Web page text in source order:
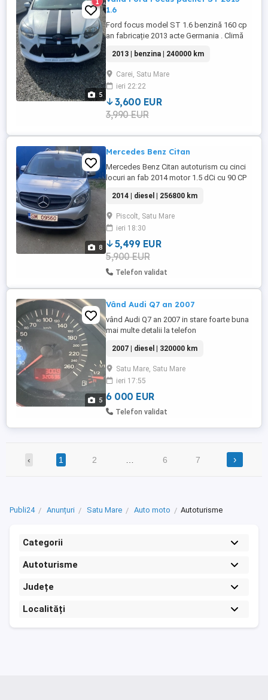
5
1.6
Ford focus model ST 1.6 benzină 160 cp
an fabricație 2013 acte Germania . Climă
navi Senzori parcare Jante 17 6 trepte
Mașina merge și arată impecabil pentru
mai multe detalii la nr de tel .
2013 | benzina | 240000 km
Carei, Satu Mare
ieri 22:22
3,600 EUR
3,990 EUR
8
Mercedes Benz Citan
Mercedes Benz Citan autoturism cu cinci
locuri an fab 2014 motor 1.5 dCi cu 90 CP
euro 5 multiple dot ări și numere provizorii
valabile etc.
2014 | diesel | 256800 km
Piscolt, Satu Mare
ieri 18:30
5,499 EUR
5,900 EUR
Telefon validat
5
Vând Audi Q7 an 2007
vând Audi Q7 an 2007 in stare foarte buna
mai multe detalii la telefon
2007 | diesel | 320000 km
Satu Mare, Satu Mare
ieri 17:55
6 000 EUR
Telefon validat
‹ 1 2 6 7 ›
Publi24 Anunțuri Satu Mare Auto moto Autoturisme
Categorii
Autoturisme
Județe
Localități